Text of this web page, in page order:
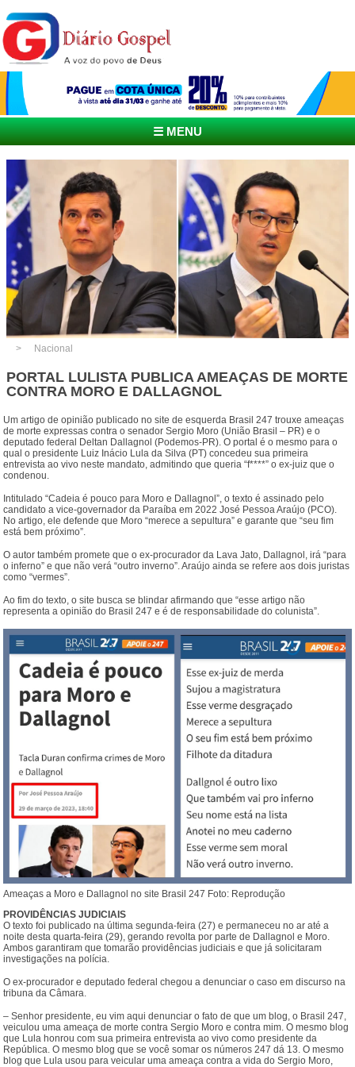
☰ MENU
Nacional
PORTAL LULISTA PUBLICA AMEAÇAS DE MORTE
CONTRA MORO E DALLAGNOL
Um artigo de opinião publicado no site de esquerda Brasil 247 trouxe ameaças
de morte expressas contra o senador Sergio Moro (União Brasil – PR) e o
deputado federal Deltan Dallagnol (Podemos-PR). O portal é o mesmo para o
qual o presidente Luiz Inácio Lula da Silva (PT) concedeu sua primeira
entrevista ao vivo neste mandato, admitindo que queria “f****” o ex-juiz que o
condenou.
Intitulado “Cadeia é pouco para Moro e Dallagnol”, o texto é assinado pelo
candidato a vice-governador da Paraíba em 2022 José Pessoa Araújo (PCO).
No artigo, ele defende que Moro “merece a sepultura” e garante que “seu fim
está bem próximo”.
O autor também promete que o ex-procurador da Lava Jato, Dallagnol, irá “para
o inferno” e que não verá “outro inverno”. Araújo ainda se refere aos dois juristas
como “vermes”.
Ao fim do texto, o site busca se blindar afirmando que “esse artigo não
representa a opinião do Brasil 247 e é de responsabilidade do colunista”.
Ameaças a Moro e Dallagnol no site Brasil 247 Foto: Reprodução
PROVIDÊNCIAS JUDICIAIS
O texto foi publicado na última segunda-feira (27) e permaneceu no ar até a
noite desta quarta-feira (29), gerando revolta por parte de Dallagnol e Moro.
Ambos garantiram que tomarão providências judiciais e que já solicitaram
investigações na polícia.
O ex-procurador e deputado federal chegou a denunciar o caso em discurso na
tribuna da Câmara.
– Senhor presidente, eu vim aqui denunciar o fato de que um blog, o Brasil 247,
veiculou uma ameaça de morte contra Sergio Moro e contra mim. O mesmo blog
que Lula honrou com sua primeira entrevista ao vivo como presidente da
República. O mesmo blog que se você somar os números 247 dá 13. O mesmo
blog que Lula usou para veicular uma ameaça contra a vida do Sergio Moro,